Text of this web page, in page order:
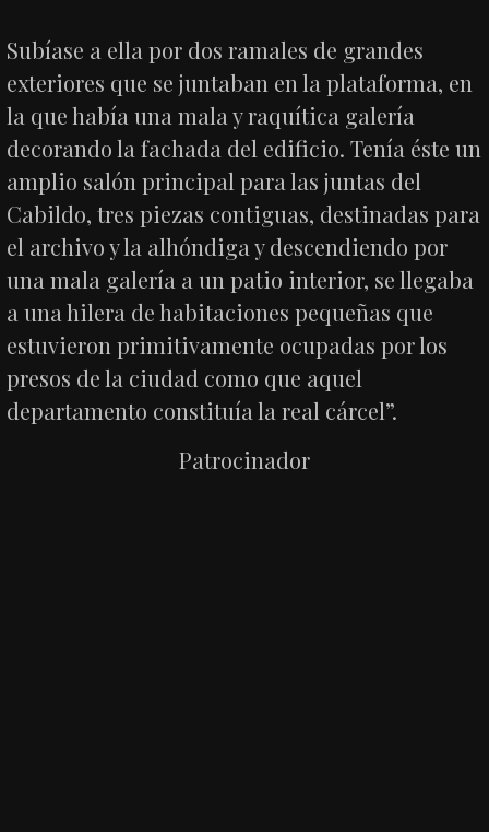
Subíase a ella por dos ramales de grandes
exteriores que se juntaban en la plataforma, en
la que había una mala y raquítica galería
decorando la fachada del edificio. Tenía éste un
amplio salón principal para las juntas del
Cabildo, tres piezas contiguas, destinadas para
el archivo y la alhóndiga y descendiendo por
una mala galería a un patio interior, se llegaba
a una hilera de habitaciones pequeñas que
estuvieron primitivamente ocupadas por los
presos de la ciudad como que aquel
departamento constituía la real cárcel”.
Patrocinador